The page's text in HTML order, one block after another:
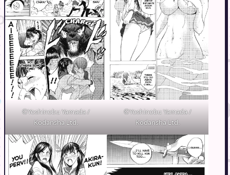
©Yoshinobu Yamada /
Kodansha Ltd.
©Yoshinobu Yamada /
Kodansha Ltd.